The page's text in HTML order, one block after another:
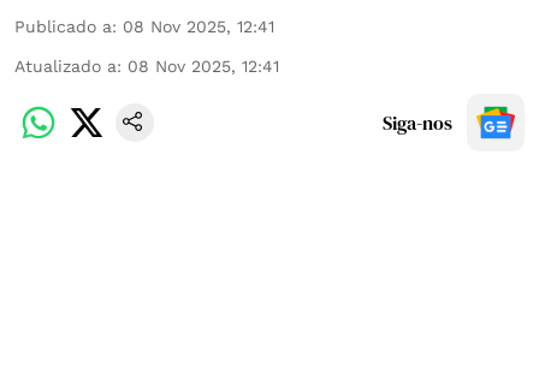
Publicado a: 08 Nov 2025, 12:41
Atualizado a: 08 Nov 2025, 12:41
Siga-nos